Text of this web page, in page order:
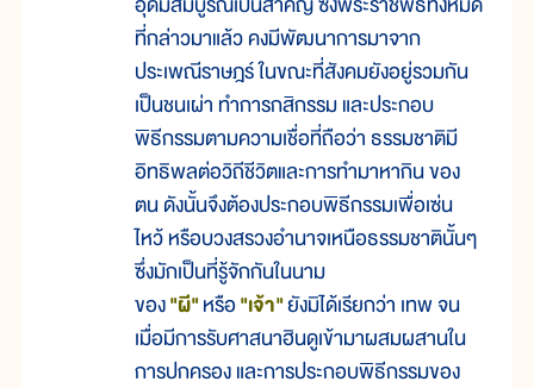
ที่กล่าวมาแล้ว คงมีพัฒนาการมาจาก
ประเพณีราษฎร์ ในขณะที่สังคมยังอยู่รวมกัน
เป็นชนเผ่า ทำการกสิกรรม และประกอบ
พิธีกรรมตามความเชื่อที่ถือว่า ธรรมชาติมี
อิทธิพลต่อวิถีชีวิตและการทำมาหากิน ของ
ตน ดังนั้นจึงต้องประกอบพิธีกรรมเพื่อเซ่น
ไหว้ หรือบวงสรวงอำนาจเหนือธรรมชาตินั้นๆ
ซึ่งมักเป็นที่รู้จักกันในนาม
ของ"ผี"หรือ"เจ้า"ยังมิได้เรียกว่า เทพ จน
เมื่อมีการรับศาสนาฮินดูเข้ามาผสมผสานใน
การปกครอง และการประกอบพิธีกรรมของ